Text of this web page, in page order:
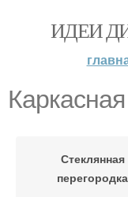
ИДЕИ
Стеклянная
перегородка